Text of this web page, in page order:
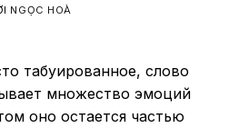
NGỌC HOÀ
табуированное, слово
множество эмоций
оно остается частью